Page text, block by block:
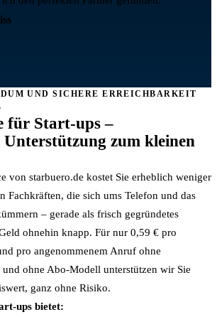
UND SICHERE ERREICHBARKEIT
für Start-ups –
Unterstützung zum kleinen
von starbuero.de kostet Sie erheblich weniger
Fachkräften, die sich ums Telefon und das
– gerade als frisch gegründetes
ohnehin knapp. Für nur 0,59 € pro
pro angenommenem Anruf ohne
ohne Abo-Modell unterstützen wir Sie
ganz ohne Risiko.
ups bietet: